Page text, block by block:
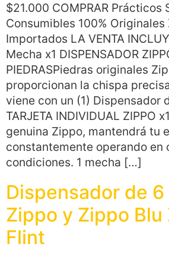
$21.000 COMPRAR Prácticos
Consumibles 100% Originales
Importados LA VENTA
Mecha x1 DISPENSADOR
PIEDRASPiedras originales
proporcionan la chispa
viene con un (1) Dispensador
TARJETA INDIVIDUAL ZIPPO
genuina Zippo, mantendrá tu
constantemente operando en
condiciones. 1 mecha […]
Dispensador de 6
Zippo y Zippo Blu
Flint